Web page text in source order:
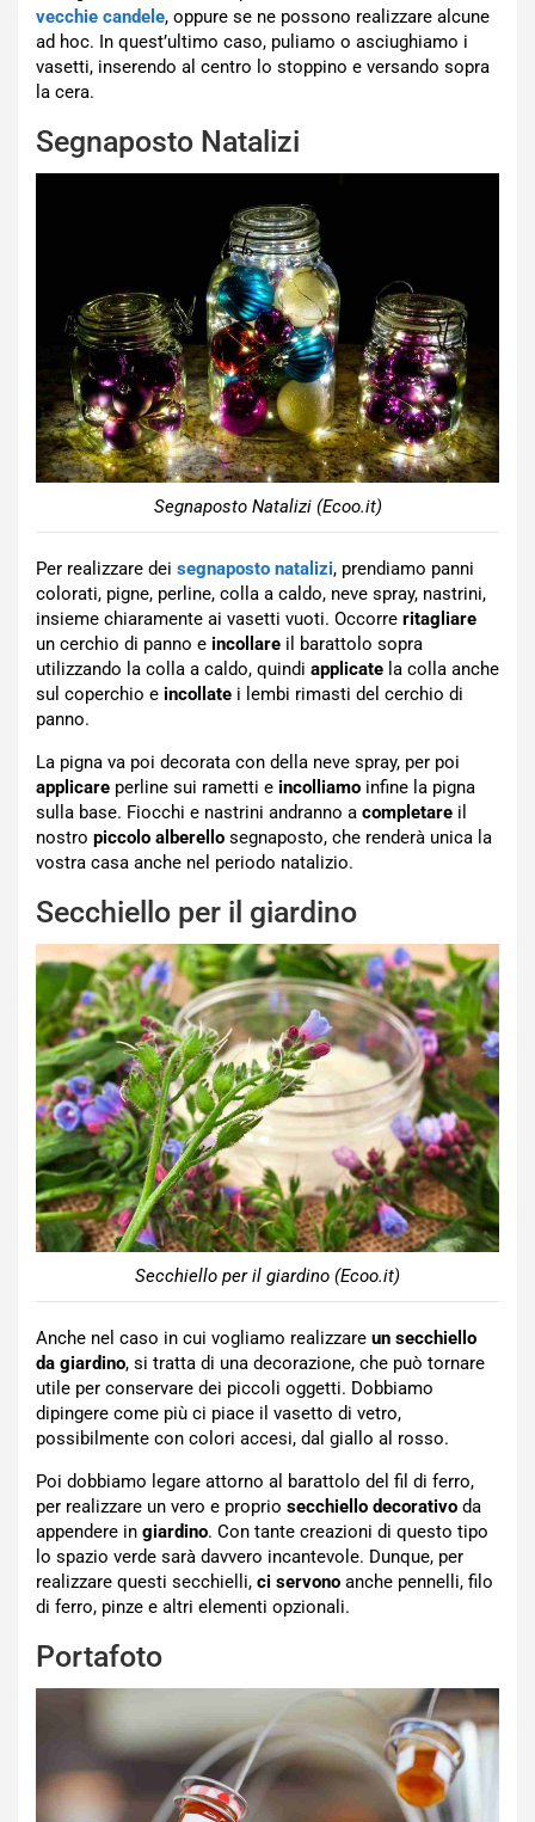
vecchie candele, oppure se ne possono realizzare alcune
ad hoc. In quest’ultimo caso, puliamo o asciughiamo i
vasetti, inserendo al centro lo stoppino e versando sopra
la cera.
Segnaposto Natalizi
Segnaposto Natalizi (Ecoo.it)
Per realizzare dei segnaposto natalizi, prendiamo panni
colorati, pigne, perline, colla a caldo, neve spray, nastrini,
insieme chiaramente ai vasetti vuoti. Occorre ritagliare
un cerchio di panno e incollare il barattolo sopra
utilizzando la colla a caldo, quindi applicate la colla anche
sul coperchio e incollate i lembi rimasti del cerchio di
panno.
La pigna va poi decorata con della neve spray, per poi
applicare perline sui rametti e incolliamo infine la pigna
sulla base. Fiocchi e nastrini andranno a completare il
nostro piccolo alberello segnaposto, che renderà unica la
vostra casa anche nel periodo natalizio.
Secchiello per il giardino
Secchiello per il giardino (Ecoo.it)
Anche nel caso in cui vogliamo realizzare un secchiello
da giardino, si tratta di una decorazione, che può tornare
utile per conservare dei piccoli oggetti. Dobbiamo
dipingere come più ci piace il vasetto di vetro,
possibilmente con colori accesi, dal giallo al rosso.
Poi dobbiamo legare attorno al barattolo del fil di ferro,
per realizzare un vero e proprio secchiello decorativo da
appendere in giardino. Con tante creazioni di questo tipo
lo spazio verde sarà davvero incantevole. Dunque, per
realizzare questi secchielli, ci servono anche pennelli, filo
di ferro, pinze e altri elementi opzionali.
Portafoto